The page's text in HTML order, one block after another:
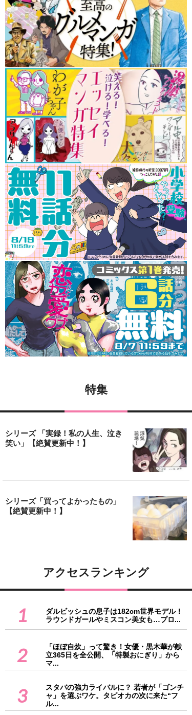
特集
シリーズ 「実録！私の人生、泣き
笑い」【絶賛更新中！】
シリーズ「買ってよかったもの」
【絶賛更新中！】
アクセスランキング
1
ダルビッシュの息子は182cm世界モデル！
ラウンドガールやミスコン美女も…プロ...
2
「ほぼ自炊」って驚き！女優・黒木華が献
立365日を全公開、「特製おにぎり」から
マ...
3
スタバの強力ライバルに？ 若者が「ゴンチ
ャ」を選ぶワケ。タピオカの次に来た“フ
ル...